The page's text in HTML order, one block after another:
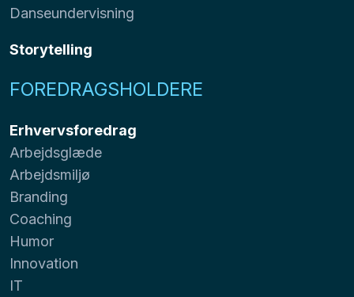
Danseundervisning
Storytelling
FOREDRAGSHOLDERE
Erhvervsforedrag
Arbejdsglæde
Arbejdsmiljø
Branding
Coaching
Humor
Innovation
IT